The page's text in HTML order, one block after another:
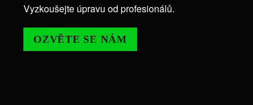
Vyzkoušejte úpravu od profesionálů.
OZVĚTE SE NÁM